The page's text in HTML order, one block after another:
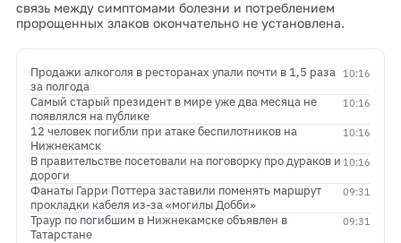
связь между симптомами болезни и потреблением
пророщенных злаков окончательно не установлена.
10:16
Продажи алкоголя в ресторанах упали почти в 1,5 раза
за полгода
10:16
Самый старый президент в мире уже два месяца не
появлялся на публике
10:16
12 человек погибли при атаке беспилотников на
Нижнекамск
10:16
В правительстве посетовали на поговорку про дураков и
дороги
09:31
Фанаты Гарри Поттера заставили поменять маршрут
прокладки кабеля из-за «могилы Добби»
09:31
Траур по погибшим в Нижнекамске объявлен в
Татарстане